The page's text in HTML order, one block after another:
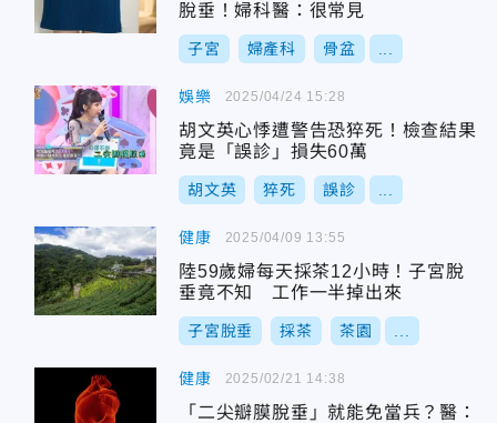
脫垂！婦科醫：很常見
子宮 婦產科 骨盆
娛樂
胡文英心悸遭警告恐猝死！檢查結果
竟是「誤診」損失60萬
胡文英 猝死 誤診
2025/04/24 15:28
健康
陸59歲婦每天採茶12小時！子宮脫
垂竟不知 工作一半掉出來
子宮脫垂 採茶 茶園
2025/04/09 13:55
健康
「二尖瓣膜脫垂」就能免當兵？醫：
2025/02/21 14:38